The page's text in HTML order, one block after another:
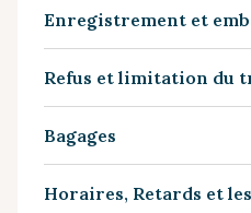
Enregistrement et
Refus et limitation du
Bagages
Horaires, Retards et